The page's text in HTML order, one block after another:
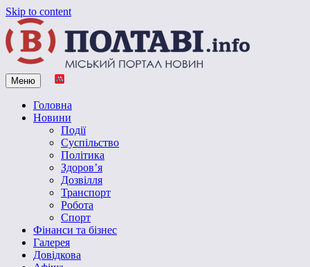
Skip to content
Vpoltave.info
Полтавський портал новин
Меню
Головна
Новини
Події
Суспільство
Політика
Здоров’я
Дозвілля
Транспорт
Робота
Спорт
Фінанси та бізнес
Галерея
Довідкова